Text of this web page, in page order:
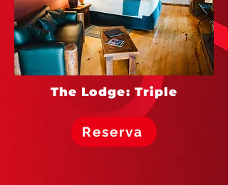
The Lodge: Triple
Reserva